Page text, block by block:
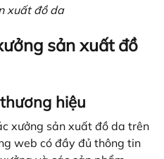
xuất đồ da
sản xuất đồ
hiệu
xưởng sản xuất đồ da trên
web có đầy đủ thông tin